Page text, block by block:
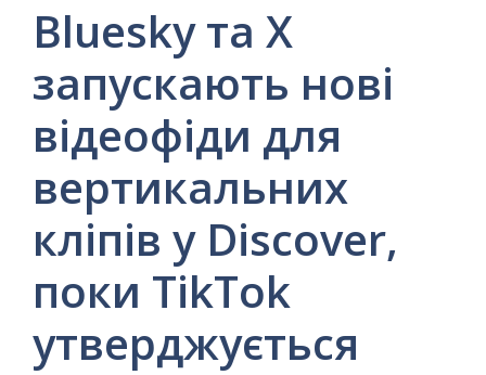
Bluesky та X
запускають нові
відеофіди для
вертикальних
кліпів у Discover,
поки TikTok
утверджується